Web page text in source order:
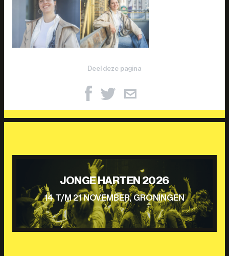
Deel deze pagina
JONGE HARTEN 2026
14 T/M 21 NOVEMBER, GRONINGEN